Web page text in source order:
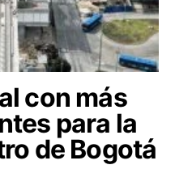
con más
para la
de Bogotá